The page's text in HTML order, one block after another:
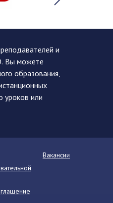
и
Вы можете
образования,
уроков или
Вакансии